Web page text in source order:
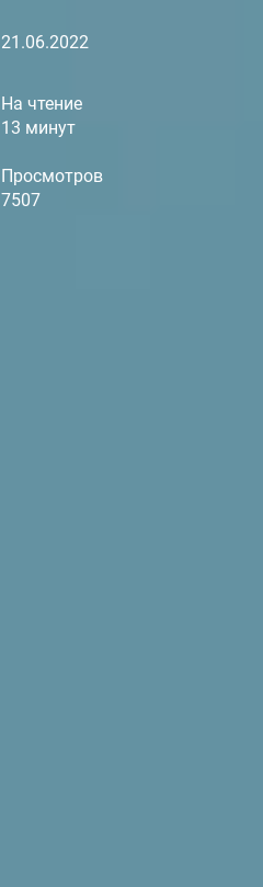
21.06.2022
На чтение
13 минут
Просмотров
7507